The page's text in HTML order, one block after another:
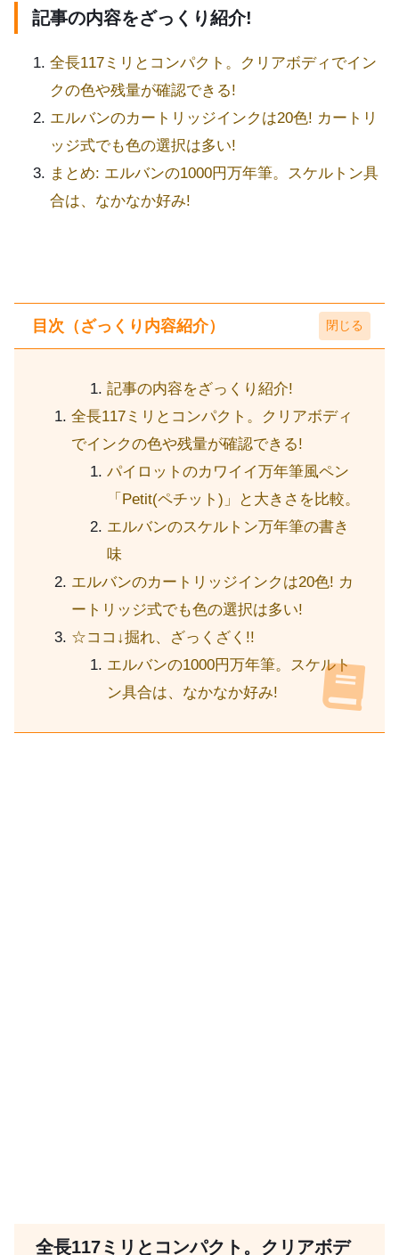
記事の内容をざっくり紹介!
全長117ミリとコンパクト。クリアボディでイン
クの色や残量が確認できる!
エルバンのカートリッジインクは20色! カートリ
ッジ式でも色の選択は多い!
まとめ: エルバンの1000円万年筆。スケルトン具
合は、なかなか好み!
目次（ざっくり内容紹介）
記事の内容をざっくり紹介!
全長117ミリとコンパクト。クリアボディ
でインクの色や残量が確認できる!
パイロットのカワイイ万年筆風ペン
「Petit(ペチット)」と大きさを比較。
エルバンのスケルトン万年筆の書き
味
エルバンのカートリッジインクは20色! カ
ートリッジ式でも色の選択は多い!
☆ココ↓掘れ、ざっくざく!!
エルバンの1000円万年筆。スケルト
ン具合は、なかなか好み!
全長117ミリとコンパクト。クリアボデ